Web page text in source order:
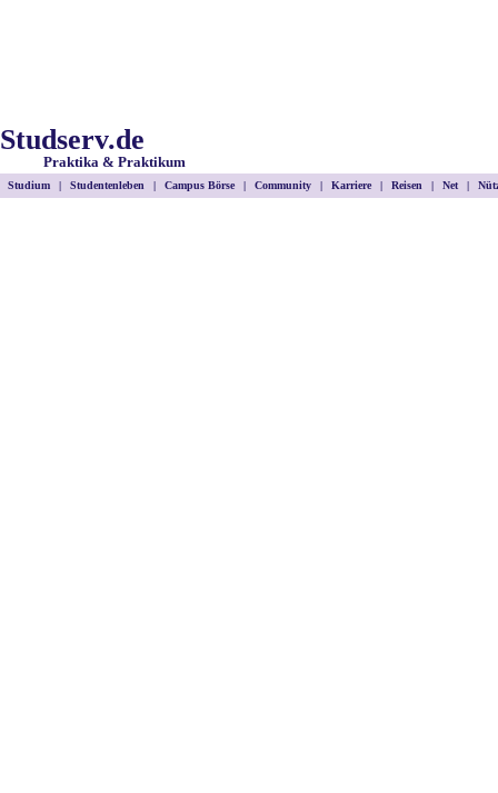
Studserv.de
Praktika & Praktikum
Studium | Studentenleben | Campus Börse | Community | Karriere | Reisen | Net |